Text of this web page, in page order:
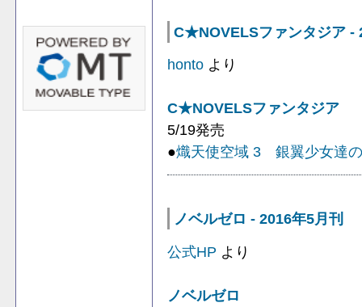
C★NOVELSファンタジア -
honto より
C★NOVELSファンタジア
5/19発売
●熾天使空域 3 銀翼少女達
ノベルゼロ - 2016年5月刊
公式HP より
ノベルゼロ